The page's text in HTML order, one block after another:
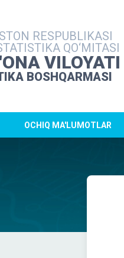
RESPUBLIKASI
QO‘MITASI
VILOYATI
BOSHQARMASI
OCHIQ MA'LUMOTLAR